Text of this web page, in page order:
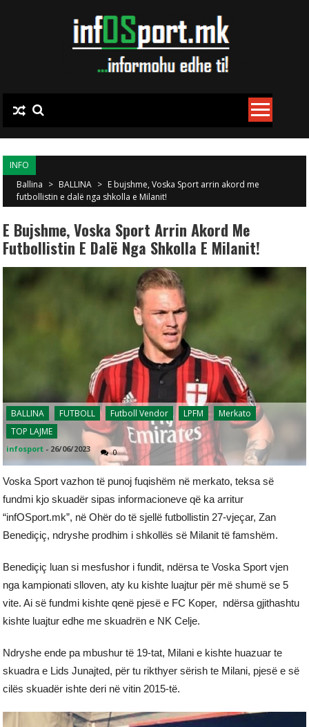
INFO
Ballina > BALLINA > E bujshme, Voska Sport arrin akord me
futbollistin e dalë nga shkolla e Milanit!
E Bujshme, Voska Sport Arrin Akord Me
Futbollistin E Dalë Nga Shkolla E Milanit!
BALLINA FUTBOLL Futboll Vendor LPFM
Merkato
TOP LAJME
infosport - 26/06/2023 0
Voska Sport vazhon të punoj fuqishëm në merkato, teksa së
fundmi kjo skuadër sipas informacioneve që ka arritur
“infOSport.mk”, në Ohër do të sjellë futbollistin 27-vjeçar, Zan
Benediçiç, ndryshe prodhim i shkollës së Milanit të famshëm.
Benediçiç luan si mesfushor i fundit, ndërsa te Voska Sport vjen
nga kampionati slloven, aty ku kishte luajtur për më shumë se 5
vite. Ai së fundmi kishte qenë pjesë e FC Koper, ndërsa gjithashtu
kishte luajtur edhe me skuadrën e NK Celje.
Ndryshe ende pa mbushur të 19-tat, Milani e kishte huazuar te
skuadra e Lids Junajted, për tu rikthyer sërish te Milani, pjesë e së
cilës skuadër ishte deri në vitin 2015-të.